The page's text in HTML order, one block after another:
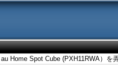
au Home Spot Cube (PXH11RWA）を